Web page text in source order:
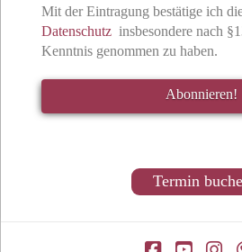
Mit der Eintragung bestätige ich
Datenschutz insbesondere nach
Kenntnis genommen zu haben.
Termin